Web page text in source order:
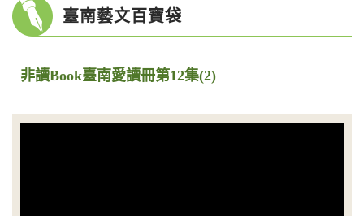
臺南藝文百寶袋
非讀Book臺南愛讀冊第12集(2)